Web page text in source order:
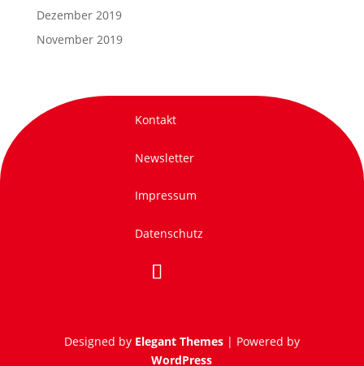
Dezember 2019
November 2019
Kontakt
Newsletter
Impressum
Datenschutz
Designed by Elegant Themes| Powered by
WordPress